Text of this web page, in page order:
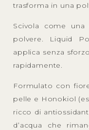
trasforma in una
Scivola come
polvere. Liquid
applica senza
rapidamente.
Formulato con
pelle e Honokiol
ricco di
d’acqua che